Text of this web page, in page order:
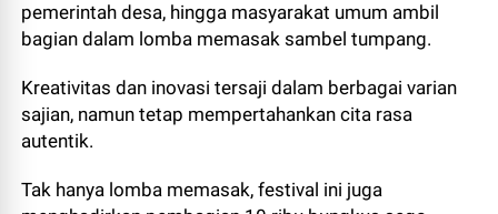
pemerintah desa, hingga masyarakat umum ambil
bagian dalam lomba memasak sambel tumpang.
Kreativitas dan inovasi tersaji dalam berbagai varian
sajian, namun tetap mempertahankan cita rasa
autentik.
Tak hanya lomba memasak, festival ini juga